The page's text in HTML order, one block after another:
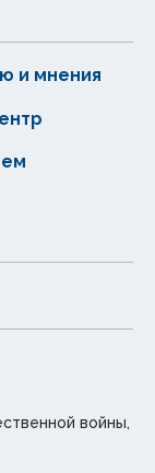
и мнения
войны,